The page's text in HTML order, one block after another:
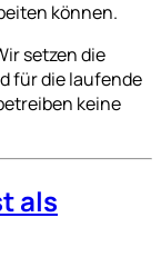
können.
setzen die
für die laufende
keine
als